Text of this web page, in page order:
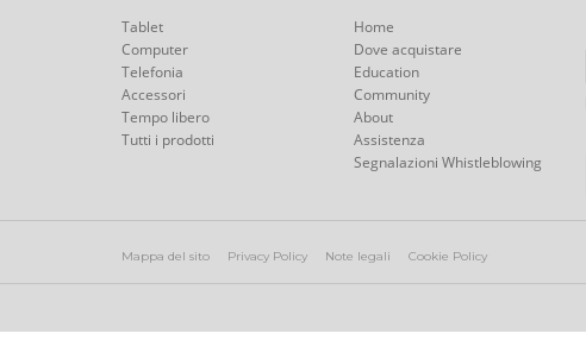
Tablet
Computer
Telefonia
Accessori
Tempo libero
Tutti i prodotti
Home
Dove acquistare
Education
Community
About
Assistenza
Segnalazioni Whistleblowing
Mappa del sito Privacy Policy Note legali Cookie Policy